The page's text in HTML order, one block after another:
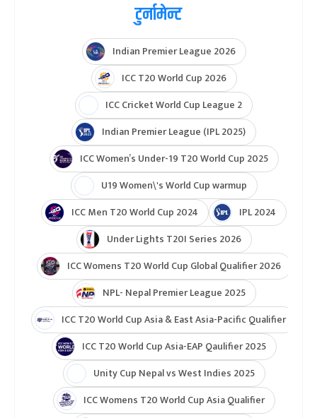
टुर्नामेन्ट
Indian Premier League 2026
ICC T20 World Cup 2026
ICC Cricket World Cup League 2
Indian Premier League (IPL 2025)
ICC Women’s Under-19 T20 World Cup 2025
U19 Women\'s World Cup warmup
ICC Men T20 World Cup 2024
IPL 2024
Under Lights T20I Series 2026
ICC Womens T20 World Cup Global Qualifier 2026
NPL- Nepal Premier League 2025
ICC T20 World Cup Asia & East Asia-Pacific Qualifier
ICC T20 World Cup Asia-EAP Qaulifier 2025
Unity Cup Nepal vs West Indies 2025
ICC Womens T20 World Cup Asia Qualifier